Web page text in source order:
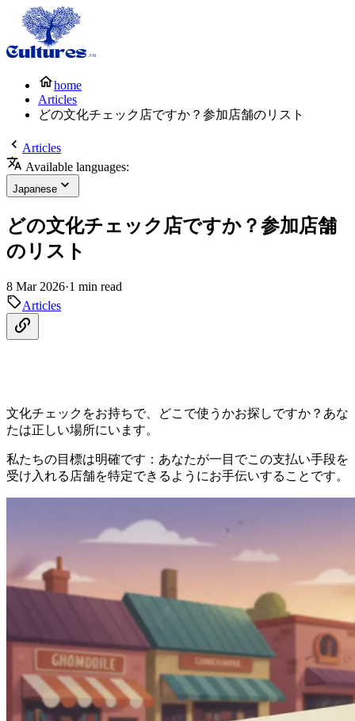
home
Articles
どの文化チェック店ですか？参加店舗のリスト
Articles
Available languages:
Japanese
どの文化チェック店ですか？参加店舗
のリスト
8 Mar 2026·1 min read
Articles
文化チェックをお持ちで、どこで使うかお探しですか？あな
たは正しい場所にいます。
私たちの目標は明確です：あなたが一目でこの支払い手段を
受け入れる店舗を特定できるようにお手伝いすることです。